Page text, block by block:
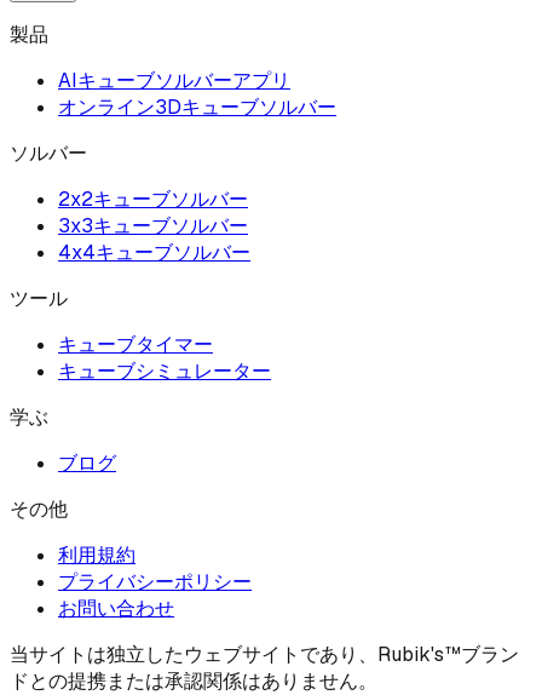
製品
AIキューブソルバーアプリ
オンライン3Dキューブソルバー
ソルバー
2x2キューブソルバー
3x3キューブソルバー
4x4キューブソルバー
ツール
キューブタイマー
キューブシミュレーター
学ぶ
ブログ
その他
利用規約
プライバシーポリシー
お問い合わせ
当サイトは独立したウェブサイトであり、Rubik's™ブラン
ドとの提携または承認関係はありません。